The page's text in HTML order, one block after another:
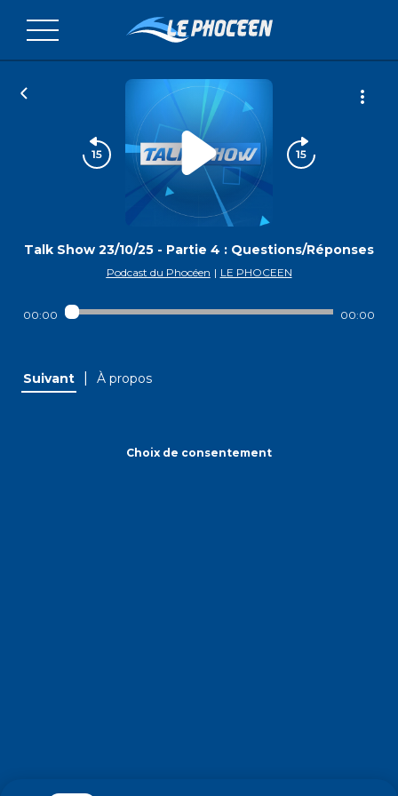
Talk Show 23/10/25 - Partie 4 : Questions/Réponses
Podcast du Phocéen | LE PHOCEEN
00:00 00:00
Suivant À propos
Choix de consentement